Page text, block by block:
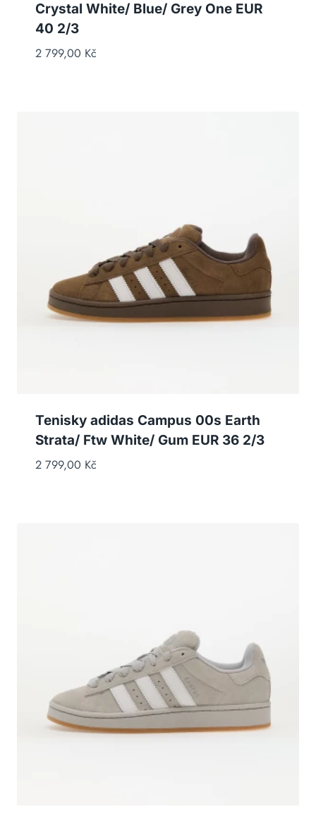
Crystal White/ Blue/ Grey One EUR
40 2/3
2 799,00 Kč
Tenisky adidas Campus 00s Earth
Strata/ Ftw White/ Gum EUR 36 2/3
2 799,00 Kč